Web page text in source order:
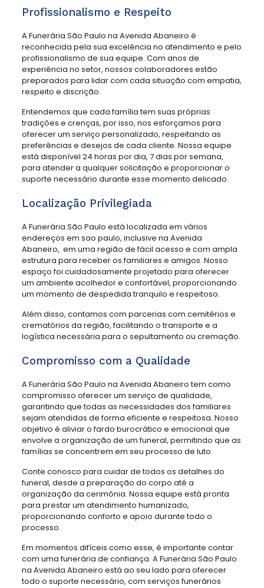
Profissionalismo e Respeito
A Funerária São Paulo na Avenida Abaneiro é
reconhecida pela sua excelência no atendimento e pelo
profissionalismo de sua equipe. Com anos de
experiência no setor, nossos colaboradores estão
preparados para lidar com cada situação com empatia,
respeito e discrição.
Entendemos que cada família tem suas próprias
tradições e crenças, por isso, nos esforçamos para
oferecer um serviço personalizado, respeitando as
preferências e desejos de cada cliente. Nossa equipe
está disponível 24 horas por dia, 7 dias por semana,
para atender a qualquer solicitação e proporcionar o
suporte necessário durante esse momento delicado.
Localização Privilegiada
A Funerária São Paulo está localizada em vários
endereços em sao paulo, inclusive na Avenida
Abaneiro, em uma região de fácil acesso e com ampla
estrutura para receber os familiares e amigos. Nosso
espaço foi cuidadosamente projetado para oferecer
um ambiente acolhedor e confortável, proporcionando
um momento de despedida tranquilo e respeitoso.
Além disso, contamos com parcerias com cemitérios e
crematórios da região, facilitando o transporte e a
logística necessária para o sepultamento ou cremação.
Compromisso com a Qualidade
A Funerária São Paulo na Avenida Abaneiro tem como
compromisso oferecer um serviço de qualidade,
garantindo que todas as necessidades dos familiares
sejam atendidas de forma eficiente e respeitosa. Nosso
objetivo é aliviar o fardo burocrático e emocional que
envolve a organização de um funeral, permitindo que as
famílias se concentrem em seu processo de luto.
Conte conosco para cuidar de todos os detalhes do
funeral, desde a preparação do corpo até a
organização da cerimônia. Nossa equipe está pronta
para prestar um atendimento humanizado,
proporcionando conforto e apoio durante todo o
processo.
Em momentos difíceis como esse, é importante contar
com uma funerária de confiança. A Funerária São Paulo
na Avenida Abaneiro está ao seu lado para oferecer
todo o suporte necessário, com serviços funerários